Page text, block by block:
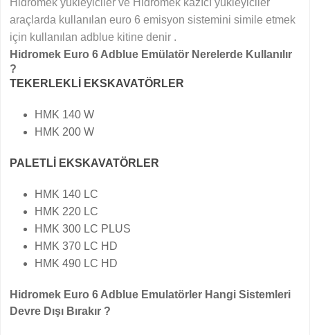
Hidromek yükleyiciler ve Hidromek kazıcı yükleyiciler
araçlarda kullanılan euro 6 emisyon sistemini simile etmek
için kullanılan adblue kitine denir .
Hidromek Euro 6 Adblue Emülatör Nerelerde Kullanılır
?
TEKERLEKLİ EKSKAVATÖRLER
HMK 140 W
HMK 200 W
PALETLİ EKSKAVATÖRLER
HMK 140 LC
HMK 220 LC
HMK 300 LC PLUS
HMK 370 LC HD
HMK 490 LC HD
Hidromek Euro 6 Adblue Emulatörler Hangi Sistemleri
Devre Dışı Bırakır ?